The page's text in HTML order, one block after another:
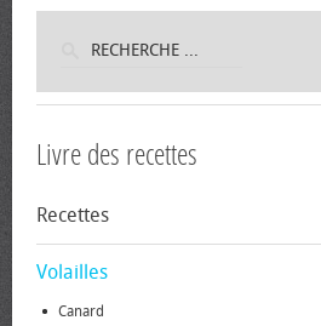
Livre des recettes
Recettes
Volailles
Canard